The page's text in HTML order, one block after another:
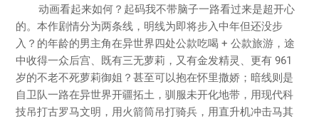
动画看起来如何？起码我不带脑子一路看过来是超开心
的。本作剧情分为两条线，明线为即将步入中年但还没步
入？的年龄的男主角在异世界四处公款吃喝 + 公款旅游，途
中收得一众后宫、既有三无萝莉，又有金发精灵、更有 961
岁的不老不死萝莉御姐？甚至可以抱在怀里撒娇；暗线则是
自卫队一路在异世界开疆拓土，驯服未开化地带，用现代科
技吊打古罗马文明，用火箭筒吊打骑兵，用直升机冲击马其